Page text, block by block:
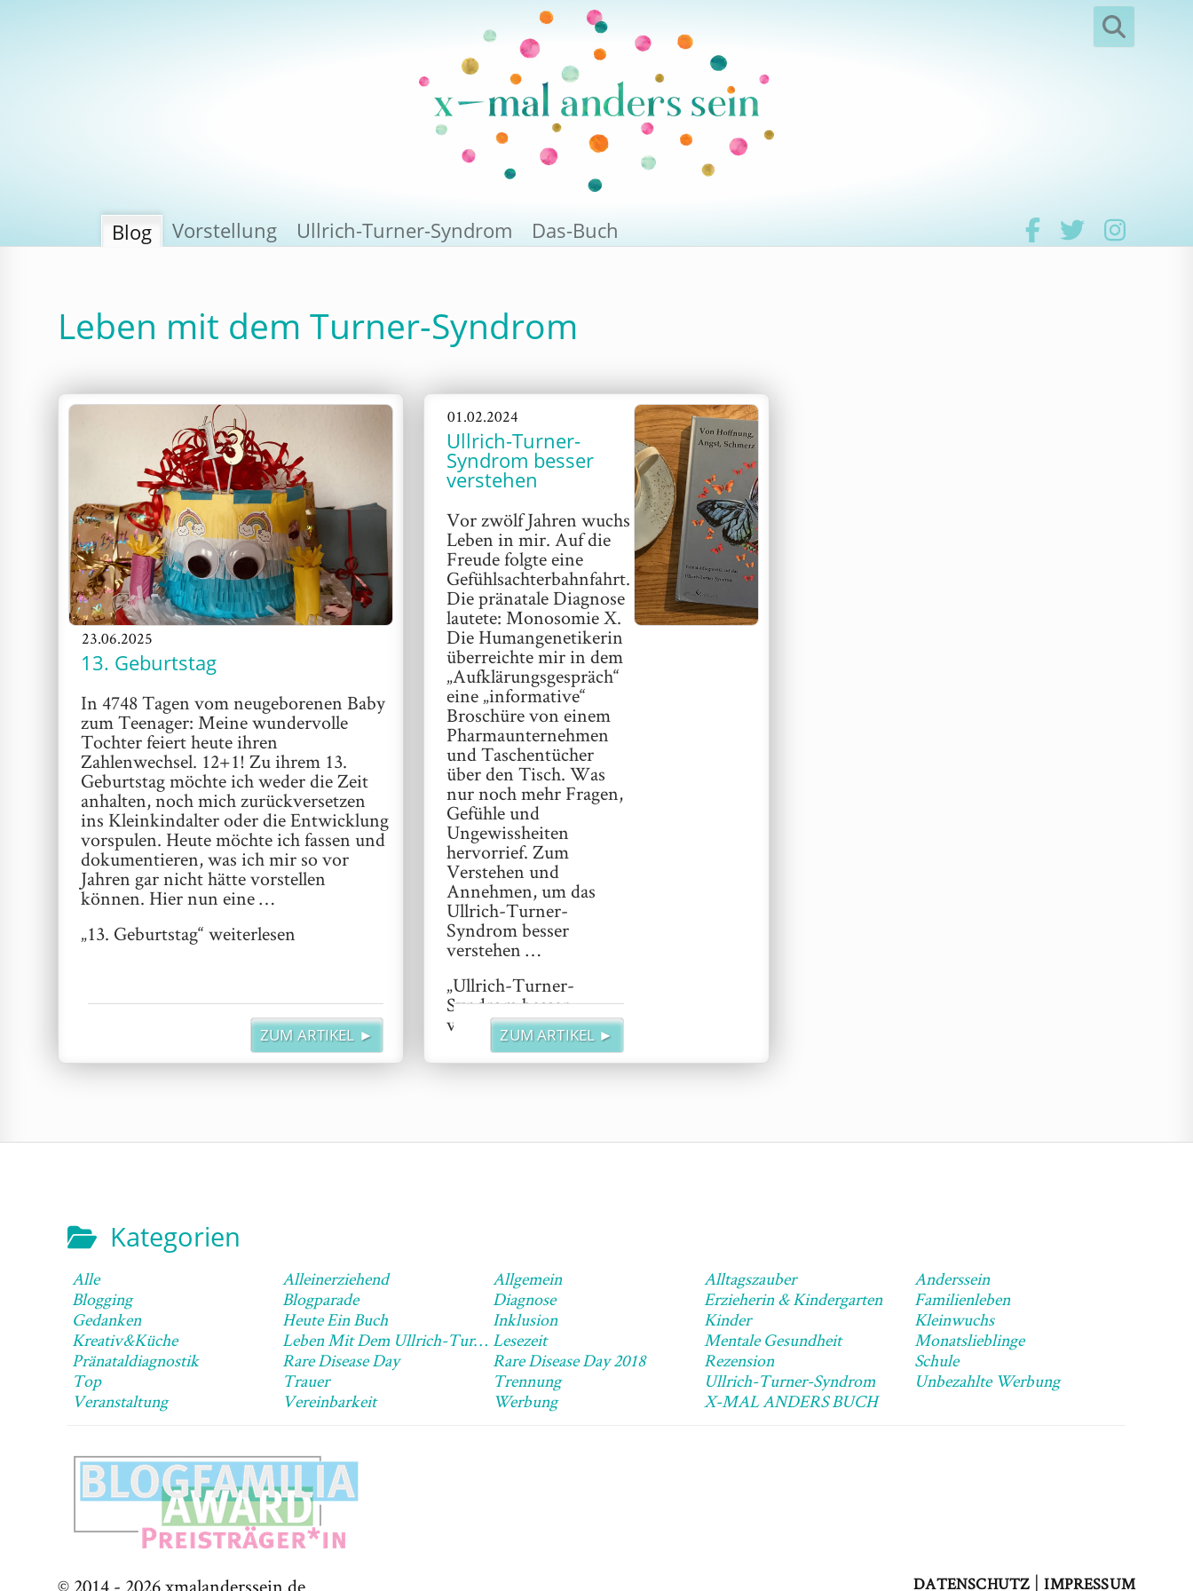
Blog Vorstellung Ullrich-Turner-Syndrom Das-Buch
Leben mit dem Turner-Syndrom
23.06.2025
13. Geburtstag
In 4748 Tagen vom neugeborenen Baby
zum Teenager: Meine wundervolle
Tochter feiert heute ihren
Zahlenwechsel. 12+1! Zu ihrem 13.
Geburtstag möchte ich weder die Zeit
anhalten, noch mich zurückversetzen
ins Kleinkindalter oder die Entwicklung
vorspulen. Heute möchte ich fassen und
dokumentieren, was ich mir so vor
Jahren gar nicht hätte vorstellen
können. Hier nun eine …
„13. Geburtstag“weiterlesen
ZUM ARTIKEL ►
01.02.2024
Ullrich-Turner-
Syndrom besser
verstehen
Vor zwölf Jahren wuchs
Leben in mir. Auf die
Freude folgte eine
Gefühlsachterbahnfahrt.
Die pränatale Diagnose
lautete: Monosomie X.
Die Humangenetikerin
überreichte mir in dem
„Aufklärungsgespräch“
eine „informative“
Broschüre von einem
Pharmaunternehmen
und Taschentücher
über den Tisch. Was
nur noch mehr Fragen,
Gefühle und
Ungewissheiten
hervorrief. Zum
Verstehen und
Annehmen, um das
Ullrich-Turner-
Syndrom besser
verstehen …
„Ullrich-Turner-
Syndrom besser
verstehen“weiterlesen
ZUM ARTIKEL ►
Kategorien
Alle Alleinerziehend Allgemein Alltagszauber
Anderssein
Blogging
Blogparade Diagnose Erzieherin & Kindergarten
Familienleben
Gedanken
Heute Ein Buch Inklusion Kinder
Kleinwuchs
Kreativ&Küche
Leben Mit Dem Ullrich-Turner-Syndrom Lesezeit Mentale Gesundheit
Monatslieblinge
Pränataldiagnostik
Rare Disease Day Rare Disease Day 2018 Rezension
Schule
Top
Trauer Trennung Ullrich-Turner-Syndrom
Unbezahlte Werbung
Veranstaltung
Vereinbarkeit Werbung X-MAL ANDERS BUCH
© 2014 - 2026xmalanderssein.de DATENSCHUTZ |IMPRESSUM